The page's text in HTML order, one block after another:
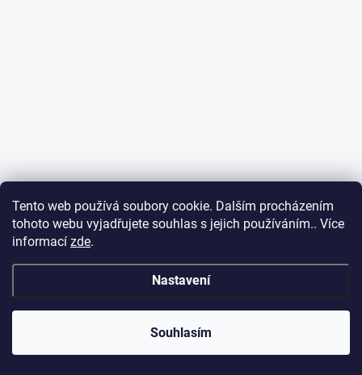
Tento web používá soubory cookie. Dalším procházením
tohoto webu vyjadřujete souhlas s jejich používáním.. Více
informací zde.
Nastavení
Souhlasím